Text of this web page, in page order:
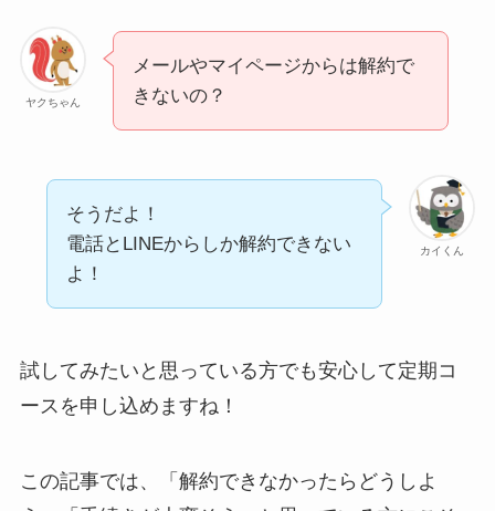
ニューZの解約まとめ！
電話が繋がらない時の裏
解約できない？バロニー
を完全攻略
ヤクちゃん
メールやマイページからは解約で
きないの？
カイくん
そうだよ！
電話とLINEからしか解約できない
よ！
試してみたいと思っている方でも安心して定期コ
ースを申し込めますね！
この記事では、「解約できなかったらどうしよ